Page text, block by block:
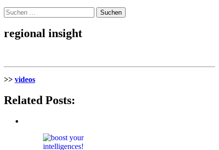
Suchen
nach:
regional insight
>> videos
Related Posts: